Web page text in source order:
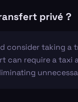
privé ?
consider taking a
can require a taxi